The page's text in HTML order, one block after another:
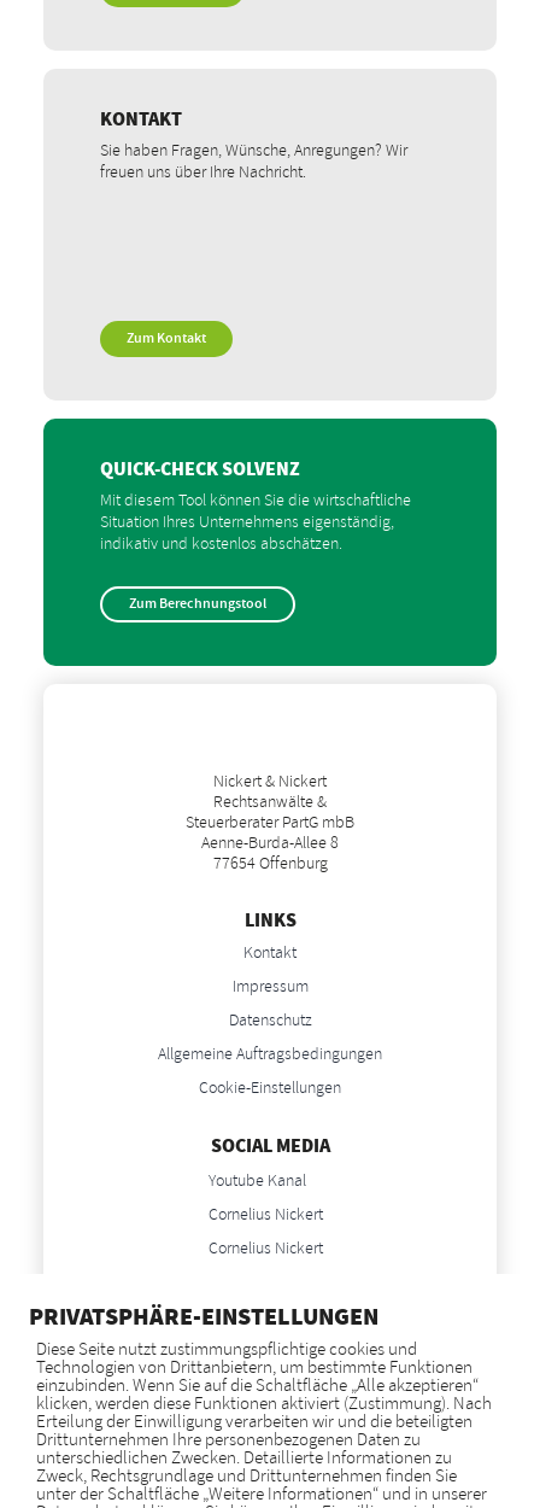
KONTAKT
Sie haben Fragen, Wünsche, Anregungen? Wir
freuen uns über Ihre Nachricht.
Zum Kontakt
QUICK-CHECK SOLVENZ
Mit diesem Tool können Sie die wirtschaftliche
Situation Ihres Unternehmens eigenständig,
indikativ und kostenlos abschätzen.
Zum Berechnungstool
Nickert & Nickert
Rechtsanwälte &
Steuerberater PartG mbB
Aenne-Burda-Allee 8
77654 Offenburg
LINKS
Kontakt
Impressum
Datenschutz
Allgemeine Auftragsbedingungen
Cookie-Einstellungen
SOCIAL MEDIA
Youtube Kanal
Cornelius Nickert
Cornelius Nickert
Anne Nickert
NEWS
Blog
GOOGLE BEWERTUNGEN
PRIVATSPHÄRE-EINSTELLUNGEN
Diese Seite nutzt zustimmungspflichtige cookies und
Technologien von Drittanbietern, um bestimmte Funktionen
einzubinden. Wenn Sie auf die Schaltfläche „Alle akzeptieren“
klicken, werden diese Funktionen aktiviert (Zustimmung). Nach
Erteilung der Einwilligung verarbeiten wir und die beteiligten
Drittunternehmen Ihre personenbezogenen Daten zu
unterschiedlichen Zwecken. Detaillierte Informationen zu
Zweck, Rechtsgrundlage und Drittunternehmen finden Sie
unter der Schaltfläche „Weitere Informationen“ und in unserer